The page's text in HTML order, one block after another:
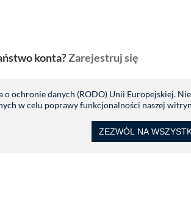
ochronie danych (RODO) Unii Europejskiej.
w celu poprawy funkcjonalności naszej
ZEZWÓL NA
konta?Zarejestruj się